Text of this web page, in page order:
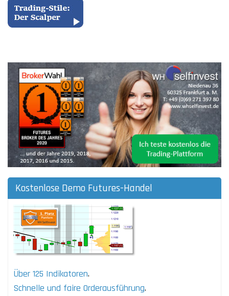
Kostenlose Demo Futures-Handel
Über 125 Indikatoren.
Schnelle und faire Orderausführung.